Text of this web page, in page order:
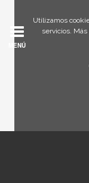
Utilizamos
servicios.
MENÚ